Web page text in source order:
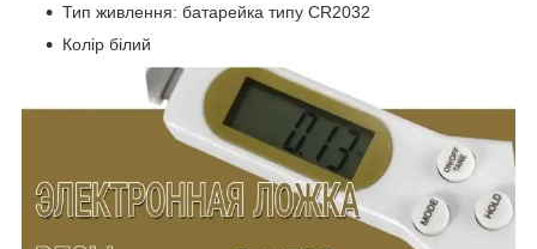
Тип живлення: батарейка типу CR2032
Колір білий